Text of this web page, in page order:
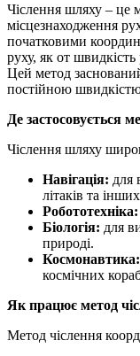
Чіслення шляху – це
місцезнаходження
початковими
руху, як от
Цей метод
постійною
Де застосовується
Чіслення шляху
Навігація: для
літаків та
Робототехніка:
Біологія: для
природі.
Космонавтика:
космічних
Як працює метод
Метод чіслення